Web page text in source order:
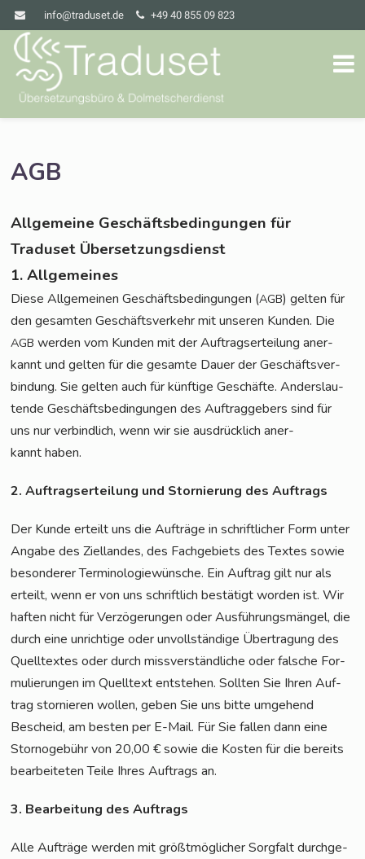
info@traduset.de +49 40 855 09 823
AGB
Allgemeine Geschäftsbedingungen für
Traduset Übersetzungsdienst
1. Allgemeines
Die­se All­ge­mei­nen Geschäfts­be­din­gun­gen (AGB) gel­ten für
den gesam­ten Geschäfts­ver­kehr mit unse­ren Kun­den. Die
AGB wer­den vom Kun­den mit der Auf­trags­er­tei­lung aner­
kannt und gel­ten für die gesam­te Dau­er der Geschäfts­ver­
bin­dung. Sie gel­ten auch für künf­ti­ge Geschäf­te. Anders­lau­
ten­de Geschäfts­be­din­gun­gen des Auf­trag­ge­bers sind für
uns nur ver­bind­lich, wenn wir sie aus­drück­lich aner­
kannt haben.
2. Auf­trags­er­tei­lung und Stor­nie­rung des Auftrags
Der Kun­de erteilt uns die Auf­trä­ge in schrift­li­cher Form unter
Anga­be des Ziel­lan­des, des Fach­ge­biets des Tex­tes sowie
beson­de­rer Ter­mi­no­lo­gie­wün­sche. Ein Auf­trag gilt nur als
erteilt, wenn er von uns schrift­lich bestä­tigt wor­den ist. Wir
haf­ten nicht für Ver­zö­ge­run­gen oder Aus­füh­rungs­män­gel, die
durch eine unrich­ti­ge oder unvoll­stän­di­ge Über­tra­gung des
Quell­tex­tes oder durch miss­ver­ständ­li­che oder fal­sche For­
mu­lie­run­gen im Quell­text ent­ste­hen. Soll­ten Sie Ihren Auf­
trag stor­nie­ren wol­len, geben Sie uns bit­te umge­hend
Bescheid, am bes­ten per E-Mail. Für Sie fal­len dann eine
Stor­no­ge­bühr von 20,00 € sowie die Kos­ten für die bereits
bear­bei­te­ten Tei­le Ihres Auf­trags an.
3. Bear­bei­tung des Auftrags
Alle Auf­trä­ge wer­den mit größt­mög­li­cher Sorg­falt durch­ge­